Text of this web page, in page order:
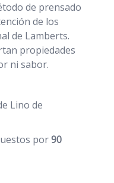
de prensado
de los
de Lamberts.
propiedades
ni sabor.
Lino de
por90